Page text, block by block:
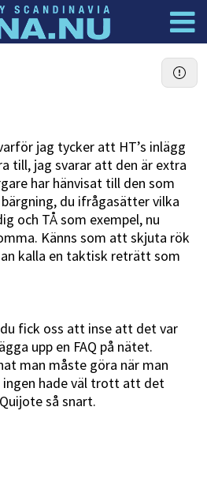
Logga in
jag tycker att HT’s inlägg
till, jag svarar att den är extra
har hänvisat till den som
du ifrågasätter vilka
och TÅ som exempel, nu
Känns som att skjuta rök
kalla en taktisk reträtt som
fick oss att inse att det var
upp en FAQ på nätet.
man måste göra när man
ingen hade väl trott att det
så snart.